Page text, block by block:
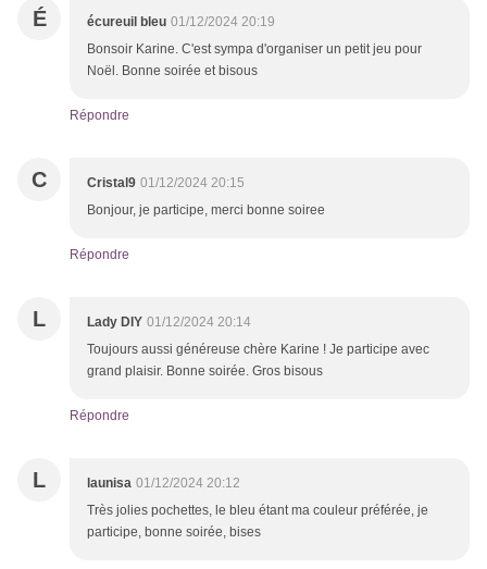
É écureuil bleu 01/12/2024 20:19
Bonsoir Karine. C'est sympa d'organiser un petit jeu pour
Noël. Bonne soirée et bisous
Répondre
C Cristal9 01/12/2024 20:15
Bonjour, je participe, merci bonne soiree
Répondre
L Lady DIY 01/12/2024 20:14
Toujours aussi généreuse chère Karine ! Je participe avec
grand plaisir. Bonne soirée. Gros bisous
Répondre
L launisa 01/12/2024 20:12
Très jolies pochettes, le bleu étant ma couleur préférée, je
participe, bonne soirée, bises